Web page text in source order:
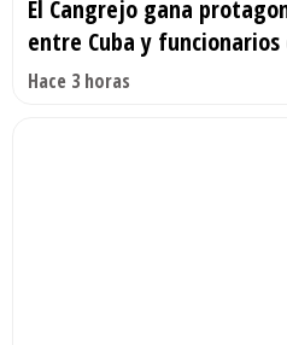
El Cangrejo gana
entre Cuba y
Hace 3 horas